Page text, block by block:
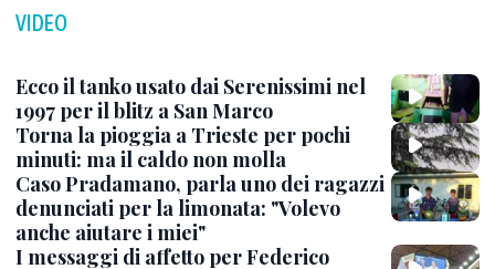
VIDEO
Ecco il tanko usato dai Serenissimi nel
1997 per il blitz a San Marco
Torna la pioggia a Trieste per pochi
minuti: ma il caldo non molla
Caso Pradamano, parla uno dei ragazzi
denunciati per la limonata: "Volevo
anche aiutare i miei"
I messaggi di affetto per Federico